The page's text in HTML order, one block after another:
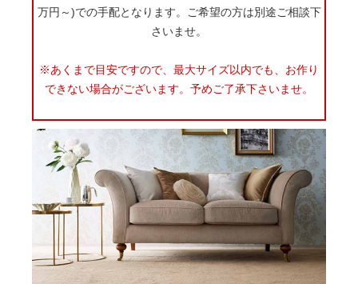
万円～)での手配となります。ご希望の方は別途ご相談下
さいませ。
※あくまで目安ですので、最大サイズ以内でも、お作り
できない場合がございます。予めご了承下さいませ。